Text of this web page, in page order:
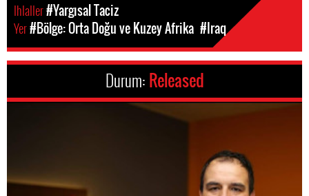
Ihlaller#Yargısal Taciz
Yer#Bölge: Orta Doğu ve Kuzey Afrika #Iraq
Durum: Released